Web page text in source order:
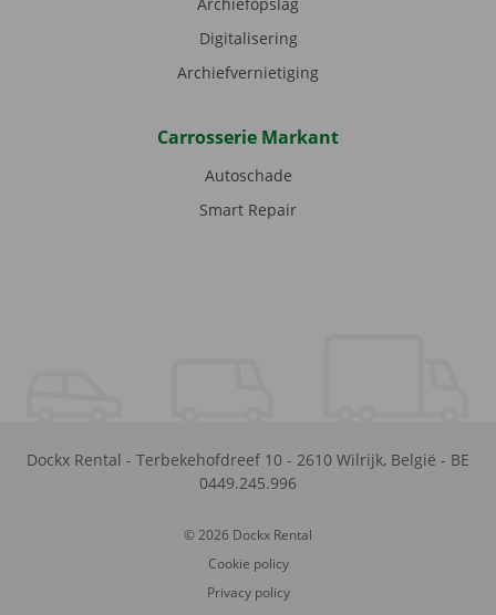
Digitalisering
Archiefvernietiging
Carrosserie Markant
Autoschade
Smart Repair
Dockx Rental - Terbekehofdreef 10 - 2610 Wilrijk, België - BE
0449.245.996
© 2026 Dockx Rental
Cookie policy
Privacy policy